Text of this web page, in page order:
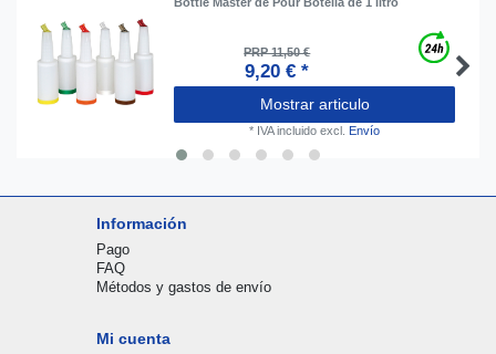
PRP 11,50 €
9,20 € *
Mostrar articulo
* IVA incluido excl. Envío
Información
Pago
FAQ
Métodos y gastos de envío
Mi cuenta